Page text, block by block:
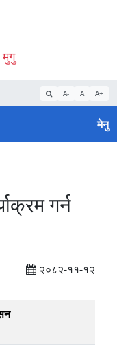
मुगु
A- A A+
मेनु
गर्न
२०८२-११-१२